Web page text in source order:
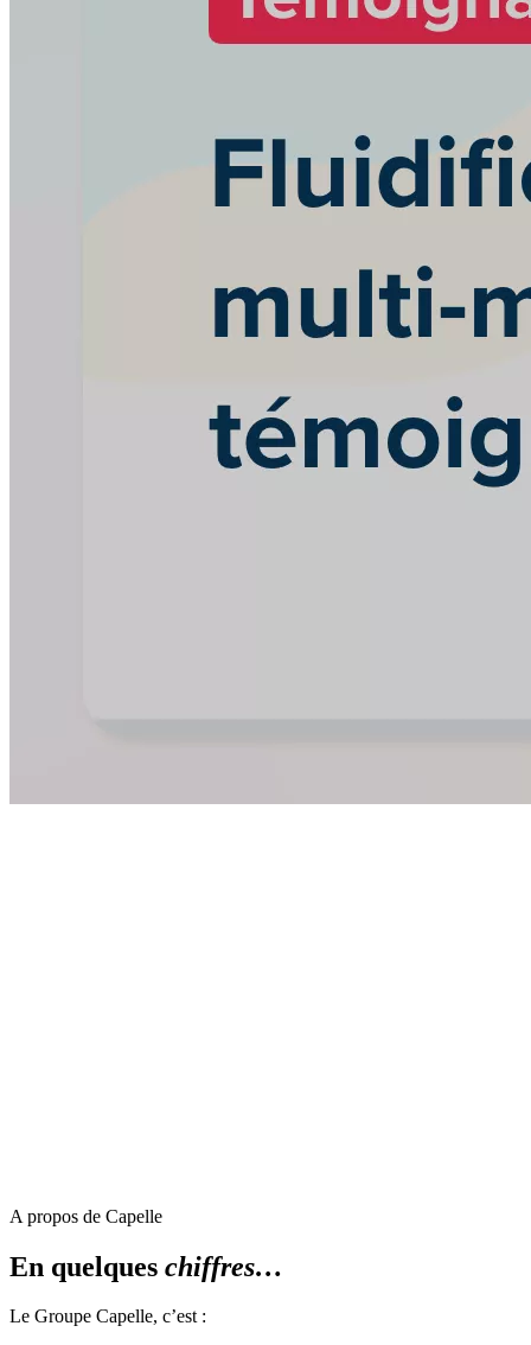
A propos de Capelle
En quelques chiffres…
Le Groupe Capelle, c’est :